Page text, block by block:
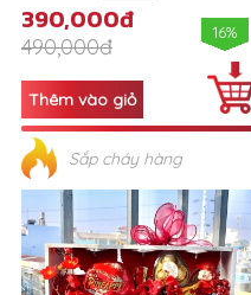
390,000đ
490,000đ
16%
Sắp cháy hàng